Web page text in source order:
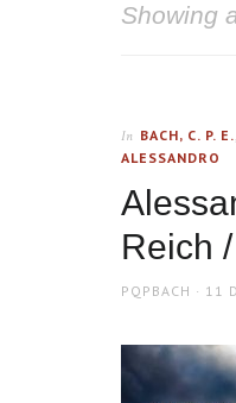
Showing
In BACH, C. P. E.
ALESSANDRO
Reich
AUTHOR
PQPBACH 11